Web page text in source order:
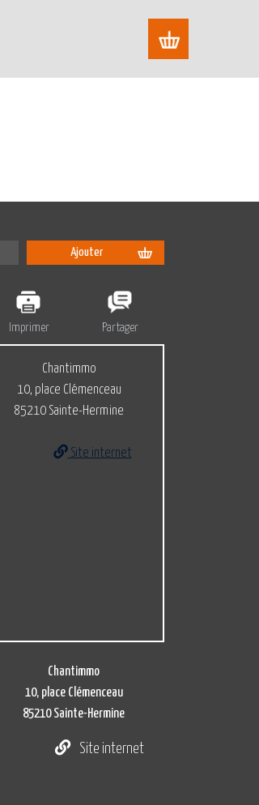
Ajouter
Imprimer Partager
Chantimmo
10, place Clémenceau
85210 Sainte-Hermine
Site internet
Chantimmo
10, place Clémenceau
85210 Sainte-Hermine
Site internet